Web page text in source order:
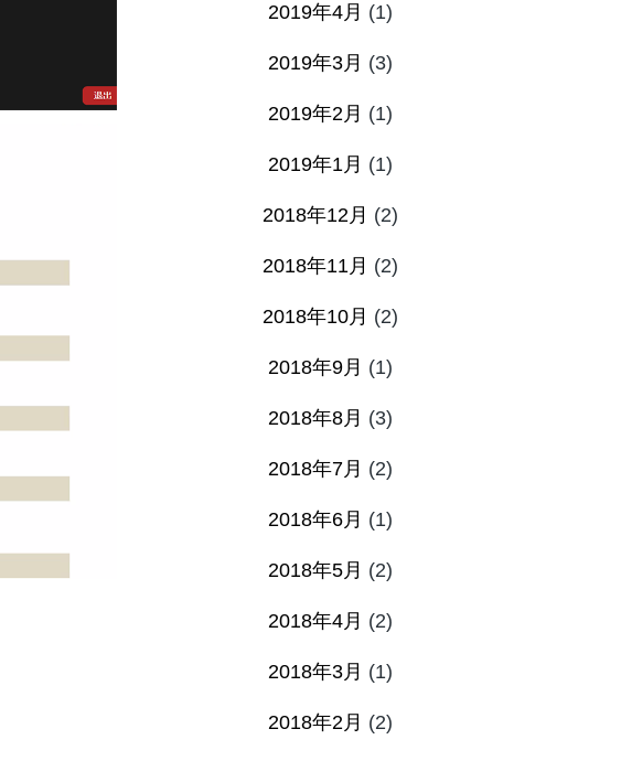
2019年4月 (1)
2019年3月 (3)
2019年2月 (1)
2019年1月 (1)
2018年12月 (2)
2018年11月 (2)
2018年10月 (2)
2018年9月 (1)
2018年8月 (3)
2018年7月 (2)
2018年6月 (1)
2018年5月 (2)
2018年4月 (2)
2018年3月 (1)
2018年2月 (2)